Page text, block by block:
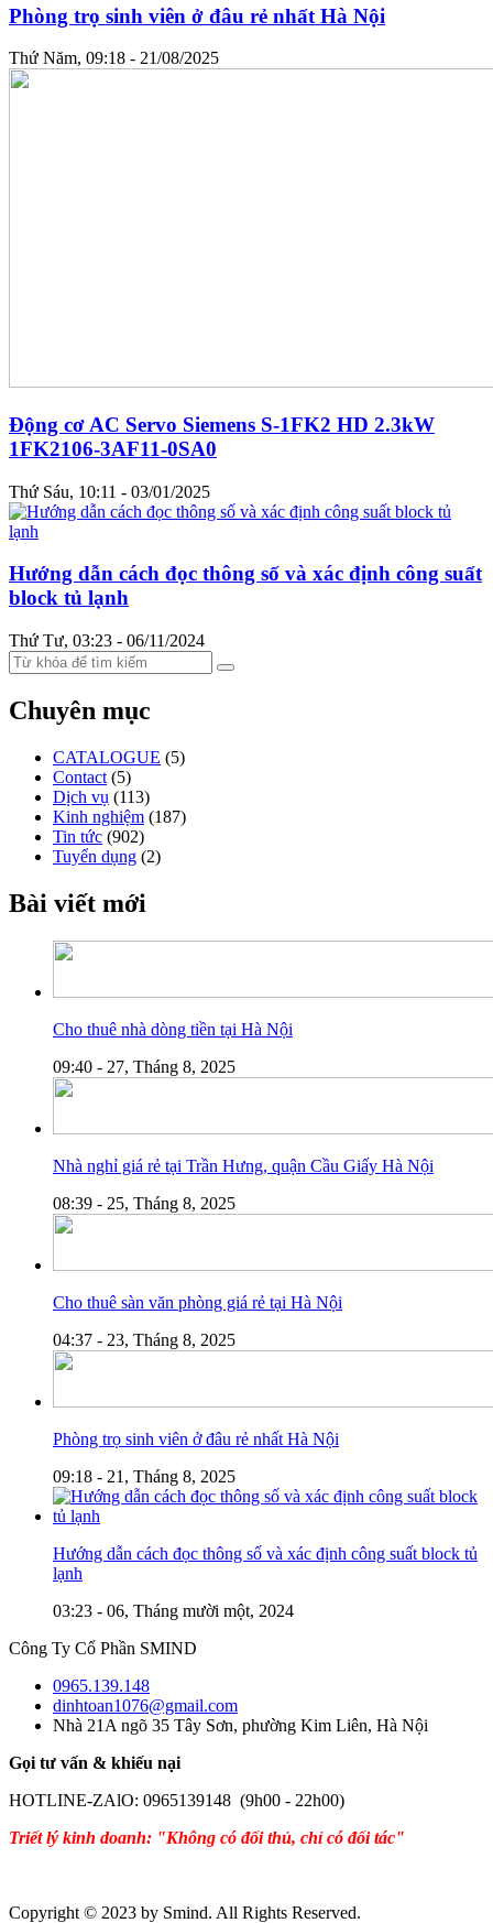
Phòng trọ sinh viên ở đâu rẻ nhất Hà Nội
Thứ Năm, 09:18 - 21/08/2025
Động cơ AC Servo Siemens S-1FK2 HD 2.3kW
1FK2106-3AF11-0SA0
Thứ Sáu, 10:11 - 03/01/2025
Hướng dẫn cách đọc thông số và xác định công suất
block tủ lạnh
Thứ Tư, 03:23 - 06/11/2024
Chuyên mục
CATALOGUE (5)
Contact (5)
Dịch vụ (113)
Kinh nghiệm (187)
Tin tức (902)
Tuyển dụng (2)
Bài viết mới
Cho thuê nhà dòng tiền tại Hà Nội
09:40 - 27, Tháng 8, 2025
Nhà nghỉ giá rẻ tại Trần Hưng, quận Cầu Giấy Hà Nội
08:39 - 25, Tháng 8, 2025
Cho thuê sàn văn phòng giá rẻ tại Hà Nội
04:37 - 23, Tháng 8, 2025
Phòng trọ sinh viên ở đâu rẻ nhất Hà Nội
09:18 - 21, Tháng 8, 2025
Hướng dẫn cách đọc thông số và xác định công suất block tủ
lạnh
03:23 - 06, Tháng mười một, 2024
Công Ty Cổ Phần SMIND
0965.139.148
dinhtoan1076@gmail.com
Nhà 21A ngõ 35 Tây Sơn, phường Kim Liên, Hà Nội
Gọi tư vấn & khiếu nại
HOTLINE-ZAlO: 0965139148 (9h00 - 22h00)
Triết lý kinh doanh: "Không có đối thủ, chỉ có đối tác"
Copyright © 2023 by Smind. All Rights Reserved.